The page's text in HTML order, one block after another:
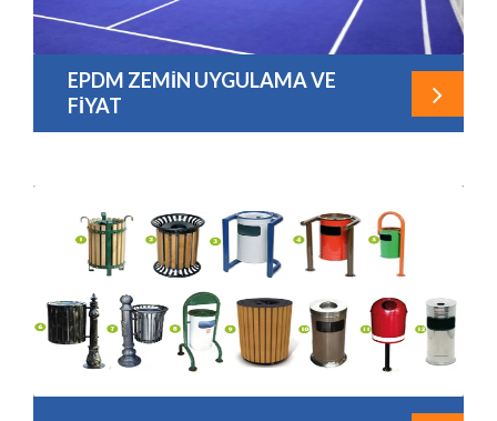
EPDM ZEMİN UYGULAMA VE
FİYAT